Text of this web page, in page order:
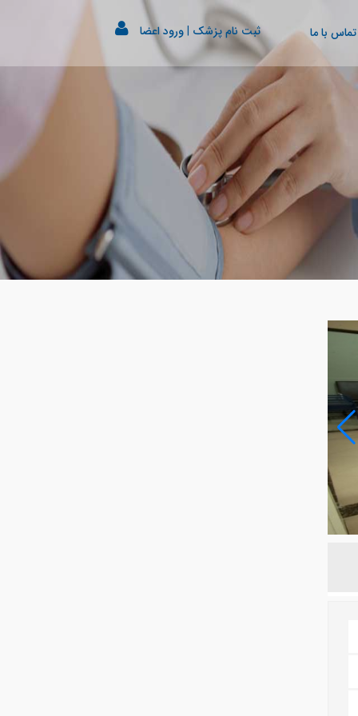
تماس با ما ثبت نام پزشک |ورود اعضا